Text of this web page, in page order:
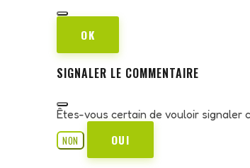
OK
SIGNALER LE COMMENTAIRE
Êtes-vous certain de vouloir signaler
NON
OUI